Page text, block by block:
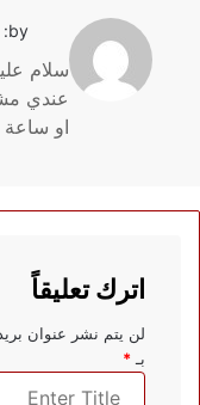
by: احمد عثمان
سلام
عندي
او
اترك تعليقاً
لن يتم نشر عنوان
بـ*